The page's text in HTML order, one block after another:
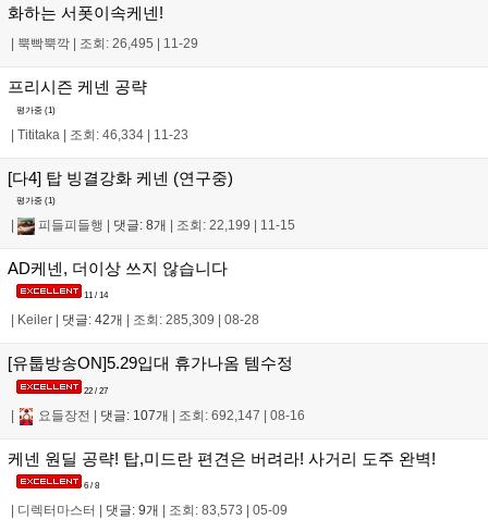
화하는 서폿이속케넨!
뿍빡뿍깍 조회: 26,495 11-29
프리시즌 케넨 공략
평가중 (1)
| Tititaka | 조회: 46,334 | 11-23
[다4] 탑 빙결강화 케넨 (연구중)
평가중 (1)
피들피들행 댓글: 8개 조회: 22,199 11-15
AD케넨, 더이상 쓰지 않습니다
11 / 14
Keiler 댓글: 42개 조회: 285,309 08-28
[유툽방송ON]5.29입대 휴가나옴 템수정
22 / 27
| 요들장전 | 댓글: 107개 | 조회: 692,147 | 08-16
케넨 원딜 공략! 탑,미드란 편견은 버려라! 사거리 도주 완벽!
6 / 8
디렉터마스터 댓글: 9개 조회: 83,573 05-09